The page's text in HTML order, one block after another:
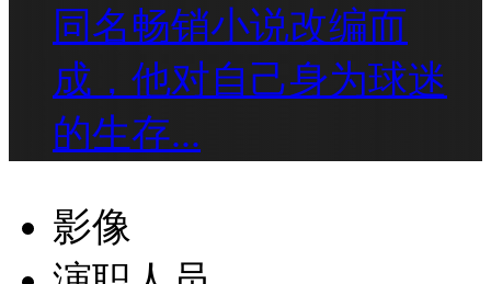
同名畅销小说改编而
成，他对自己身为球迷
的生存...
影像